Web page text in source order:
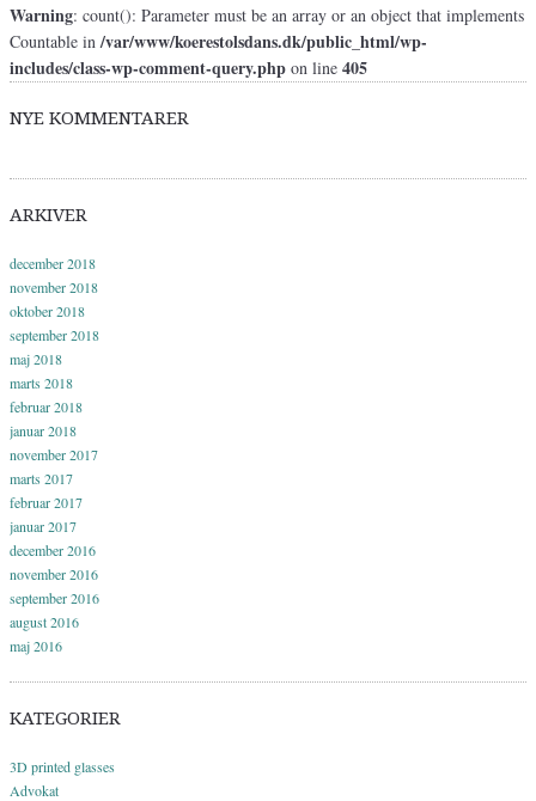
Warning: count(): Parameter must be an array or an object that implements
Countable in /var/www/koerestolsdans.dk/public_html/wp-
includes/class-wp-comment-query.php on line 405
NYE KOMMENTARER
ARKIVER
december 2018
november 2018
oktober 2018
september 2018
maj 2018
marts 2018
februar 2018
januar 2018
november 2017
marts 2017
februar 2017
januar 2017
december 2016
november 2016
september 2016
august 2016
maj 2016
KATEGORIER
3D printed glasses
Advokat